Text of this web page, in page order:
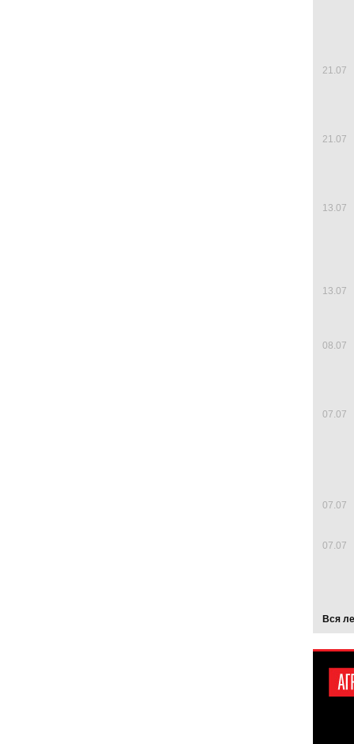
21.07
21.07
13.07
13.07
08.07
07.07
07.07
07.07
Вся